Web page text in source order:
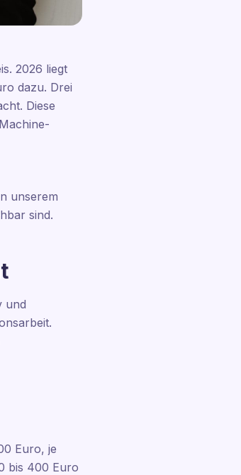
2026 liegt
dazu. Drei
Diese
unserem
sind.
und
Euro, je
bis 400 Euro